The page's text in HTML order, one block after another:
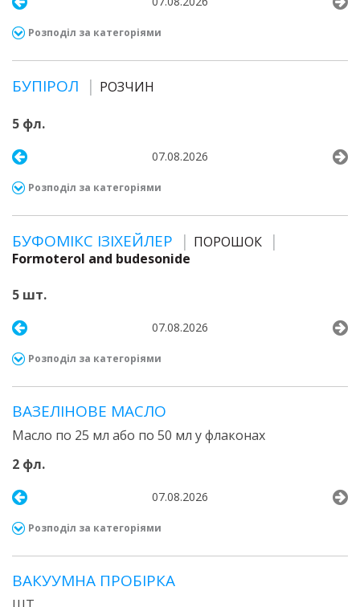
Розподіл за категоріями
БУПІРОЛ РОЗЧИН
5 фл.
07.08.2026
Розподіл за категоріями
БУФОМІКС ІЗІХЕЙЛЕР
ПОРОШОК
Formoterol and budesonide
5 шт.
07.08.2026
Розподіл за категоріями
ВАЗЕЛІНОВЕ МАСЛО
Масло по 25 мл або по 50 мл у флаконах
2 фл.
07.08.2026
Розподіл за категоріями
ВАКУУМНА ПРОБІРКА